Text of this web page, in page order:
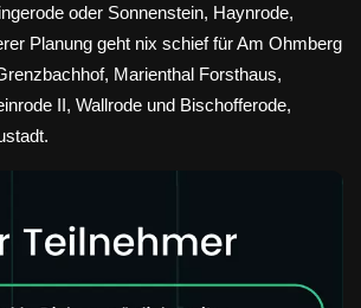
oder Sonnenstein, Haynrode,
Planung geht nix schief für Am Ohmberg
Marienthal Forsthaus,
II, Wallrode und Bischofferode,